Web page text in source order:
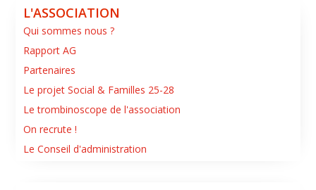
L'ASSOCIATION
Qui sommes nous ?
Rapport AG
Partenaires
Le projet Social & Familles 25-28
Le trombinoscope de l'association
On recrute !
Le Conseil d'administration